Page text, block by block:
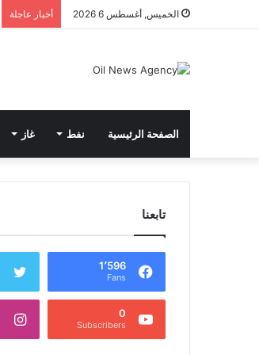
الخميس, أغسطس 6 2026 أخبار عاجلة
الصفحة الرئيسية نفط غاز
تابعنا
1٬596
Fans
0
Subscribers